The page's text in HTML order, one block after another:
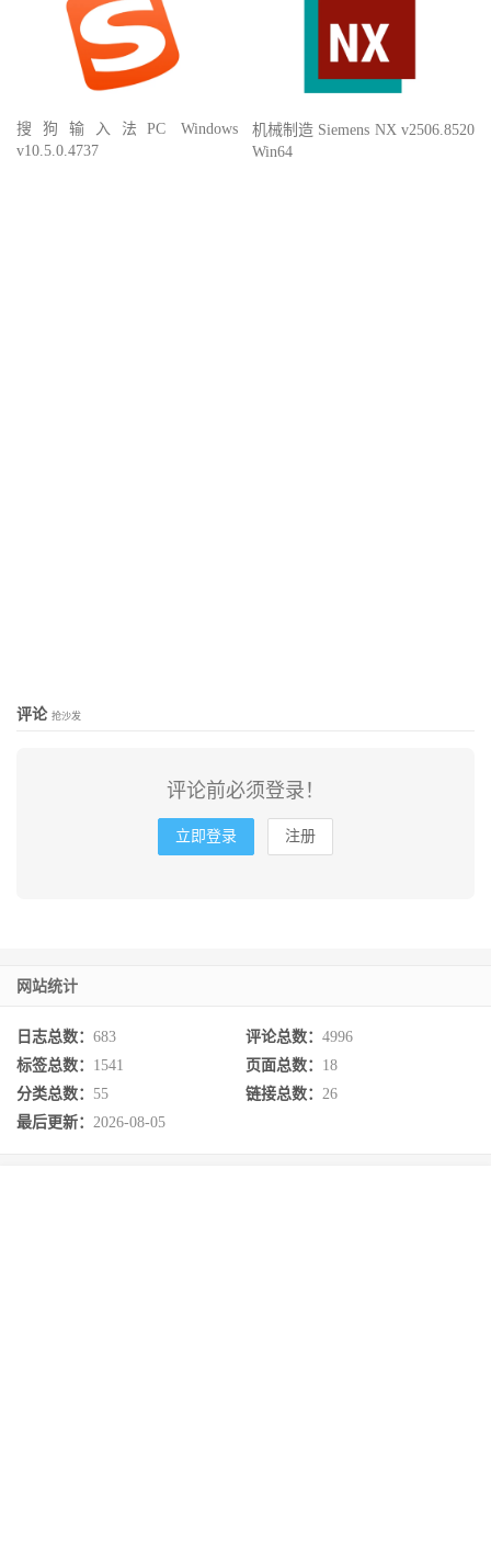
搜狗输入法PC Windows
v10.5.0.4737
机械制造 Siemens NX v2506.8520
Win64
评论 抢沙发
评论前必须登录！
立即登录 注册
网站统计
日志总数： 683 评论总数： 4996
标签总数： 1541 页面总数： 18
分类总数： 55 链接总数： 26
最后更新： 2026-08-05